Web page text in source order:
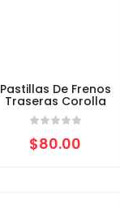
Pastillas De Frenos
Traseras Corolla
$80.00